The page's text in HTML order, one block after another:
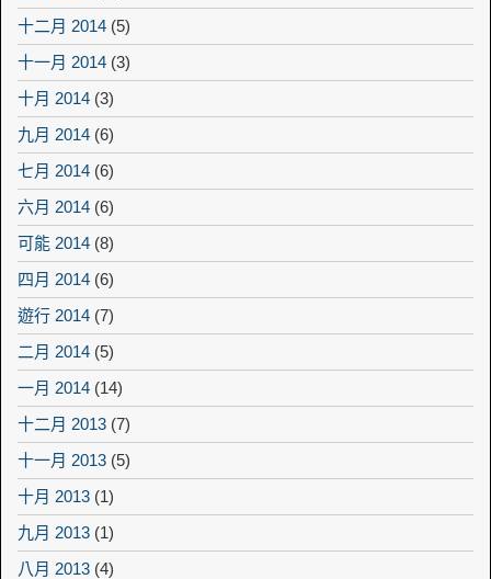
十二月 2014 (5)
十一月 2014 (3)
十月 2014 (3)
九月 2014 (6)
七月 2014 (6)
六月 2014 (6)
可能 2014 (8)
四月 2014 (6)
遊行 2014 (7)
二月 2014 (5)
一月 2014 (14)
十二月 2013 (7)
十一月 2013 (5)
十月 2013 (1)
九月 2013 (1)
八月 2013 (4)